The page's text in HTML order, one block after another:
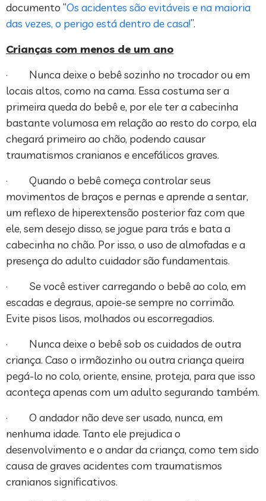
documento “Os acidentes são evitáveis e na maioria
das vezes, o perigo está dentro de casa!”.
Crianças com menos de um ano
· Nunca deixe o bebê sozinho no trocador ou em
locais altos, como na cama. Essa costuma ser a
primeira queda do bebê e, por ele ter a cabecinha
bastante volumosa em relação ao resto do corpo, ela
chegará primeiro ao chão, podendo causar
traumatismos cranianos e encefálicos graves.
· Quando o bebê começa controlar seus
movimentos de braços e pernas e aprende a sentar,
um reflexo de hiperextensão posterior faz com que
ele, sem desejo disso, se jogue para trás e bata a
cabecinha no chão. Por isso, o uso de almofadas e a
presença do adulto cuidador são fundamentais.
· Se você estiver carregando o bebê ao colo, em
escadas e degraus, apoie-se sempre no corrimão.
Evite pisos lisos, molhados ou escorregadios.
· Nunca deixe o bebê sob os cuidados de outra
criança. Caso o irmãozinho ou outra criança queira
pegá-lo no colo, oriente, ensine, proteja, para que isso
aconteça apenas com um adulto segurando também.
· O andador não deve ser usado, nunca, em
nenhuma idade. Tanto ele prejudica o
desenvolvimento e o andar da criança, como tem sido
causa de graves acidentes com traumatismos
cranianos significativos.